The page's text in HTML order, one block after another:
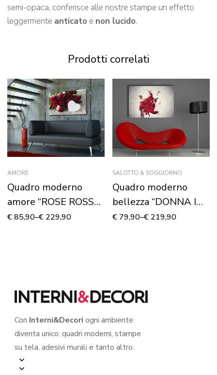
semi-opaca, conferisce alle nostre stampe un effetto
leggermente anticato e non lucido.
Prodotti correlati
AMORE
Quadro moderno
amore “ROSE ROSSE
E CUORE” – Stampa
€85,90–€ 229,90
SALOTTO & SOGGIORNO
Quadro moderno
bellezza “DONNA IN
ROSSO” – Stampa su
€ 79,90–€ 219,90
Con Interni&Decori ogni ambiente
diventa unico: quadri moderni, stampe
su tela, adesivi murali e tanto altro.